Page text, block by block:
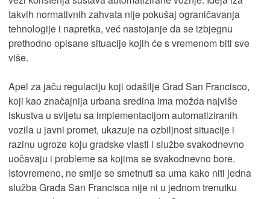
takvih normativnih zahvata nije pokušaj ograničavanja
tehnologije i napretka, već nastojanje da se izbjegnu
prethodno opisane situacije kojih će s vremenom biti sve
više.
Apel za jaču regulaciju koji odašilje Grad San Francisco,
koji kao značajnija urbana sredina ima možda najviše
iskustva u svijetu sa implementacijom automatiziranih
vozila u javni promet, ukazuje na ozbiljnost situacije i
razinu ugroze koju gradske vlasti i službe svakodnevno
uočavaju i probleme sa kojima se svakodnevno bore.
Istovremeno, ne smije se smetnuti sa uma kako niti jedna
služba Grada San Francisca nije ni u jednom trenutku